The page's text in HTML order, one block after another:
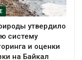
утвердило
систему
и оценки
на Байкал